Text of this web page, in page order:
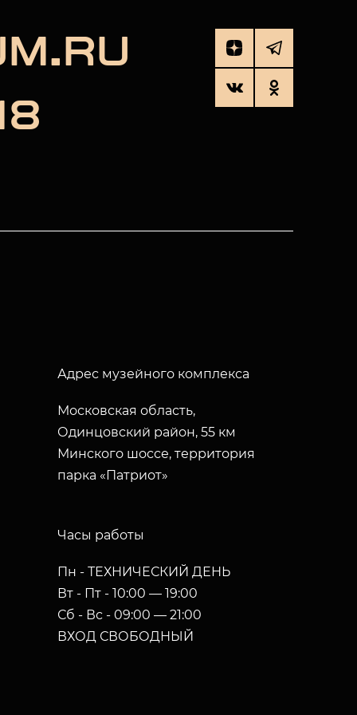
Адрес музейного комплекса
Московская область,
Одинцовский район, 55 км
Минского шоссе, территория
парка «Патриот»
Часы работы
Пн - ТЕХНИЧЕСКИЙ ДЕНЬ
Вт - Пт - 10:00 — 19:00
Сб - Вс - 09:00 — 21:00
ВХОД СВОБОДНЫЙ